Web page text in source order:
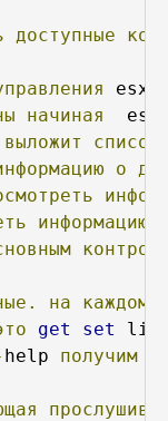
доступные
esxi
начиная
выложит
список
о
информацию
на каждом
get set
help получим